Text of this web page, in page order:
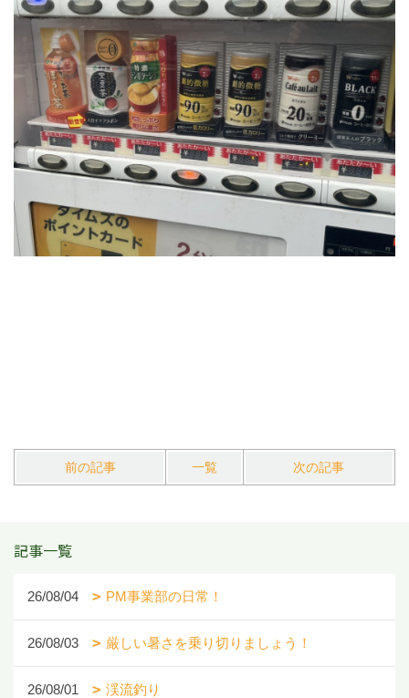
前の記事 一覧 次の記事
記事一覧
26/08/04 PM事業部の日常！
26/08/03 厳しい暑さを乗り切りましょう！
26/08/01 渓流釣り